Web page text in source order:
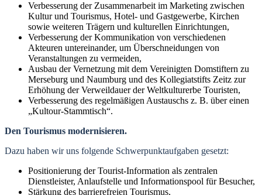
Verbesserung der Zusammenarbeit im Marketing zwischen
Kultur und Tourismus, Hotel- und Gastgewerbe, Kirchen
sowie weiteren Trägern und kulturellen Einrichtungen,
Verbesserung der Kommunikation von verschiedenen
Akteuren untereinander, um Überschneidungen von
Veranstaltungen zu vermeiden,
Ausbau der Vernetzung mit dem Vereinigten Domstiftern zu
Merseburg und Naumburg und des Kollegiatstifts Zeitz zur
Erhöhung der Verweildauer der Weltkulturerbe Touristen,
Verbesserung des regelmäßigen Austauschs z. B. über einen
„Kultour-Stammtisch“.
Den Tourismus modernisieren.
Dazu haben wir uns folgende Schwerpunktaufgaben gesetzt:
Positionierung der Tourist-Information als zentralen
Dienstleister, Anlaufstelle und Informationspool für Besucher,
Stärkung des barrierefreien Tourismus,